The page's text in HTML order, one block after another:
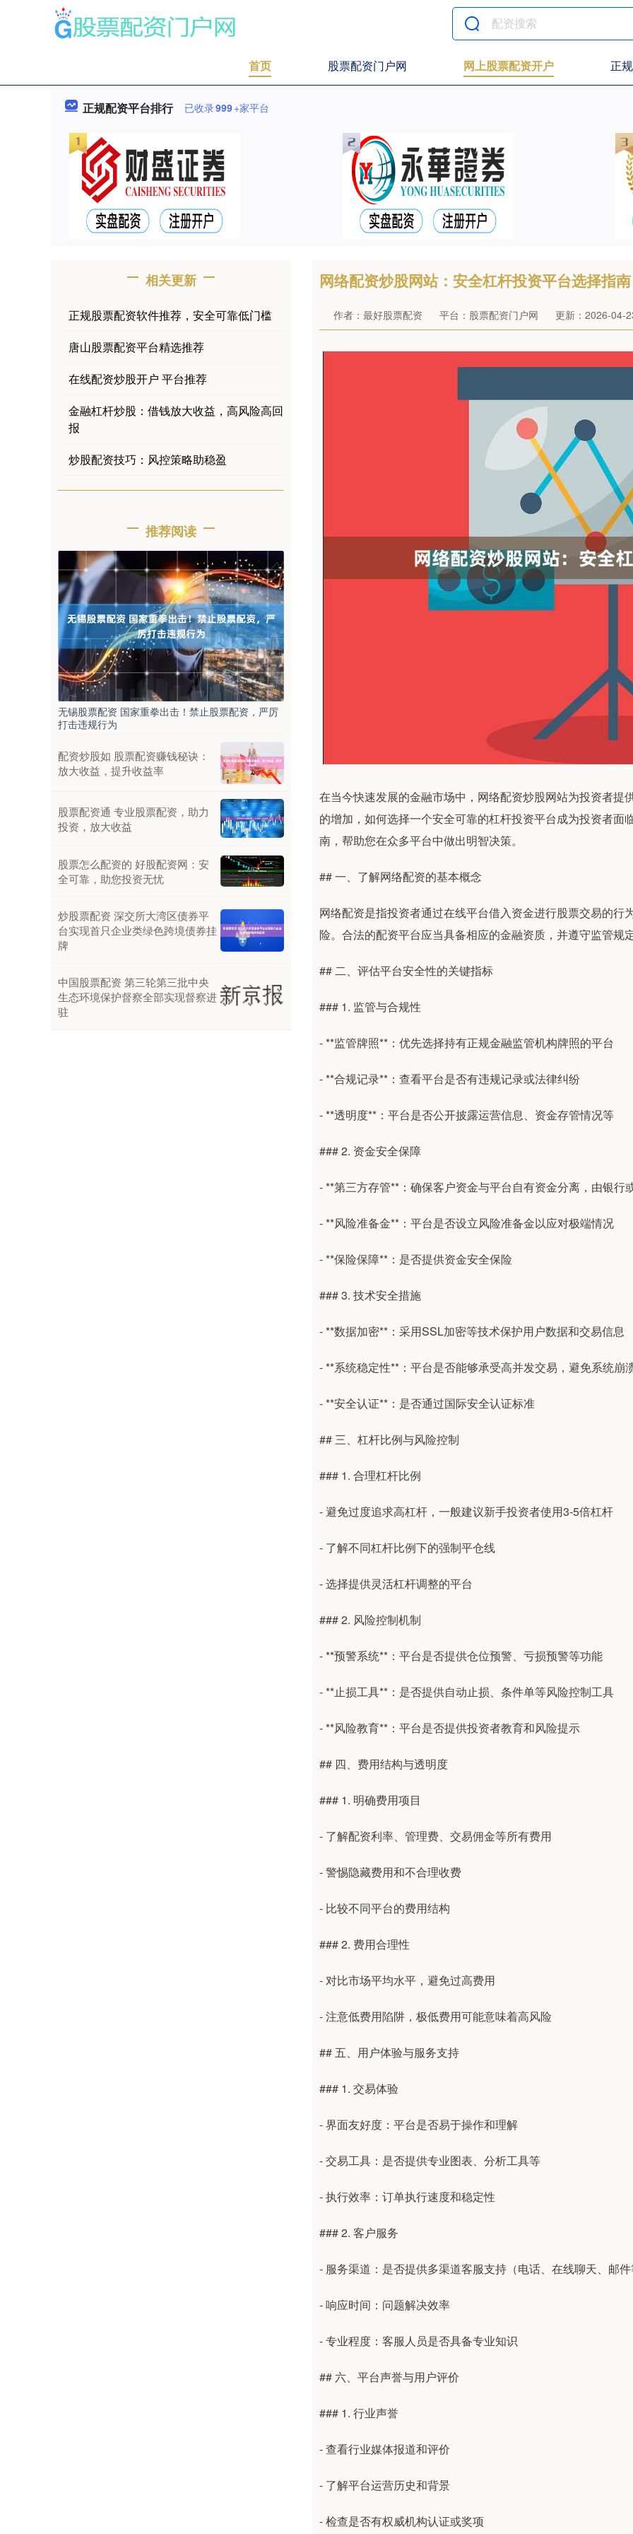
首页 股票配资门户网 网上股票配资开户 正
正规配资平台排行 已收录999+家平台
网络配资炒股网站：安全杠杆投资平台选择指南
作者：最好股票配资 平台：股票配资门户网 更新：2026-04-
在当今快速发展的金融市场中，网络配资炒股网站为投资者
的增加，如何选择一个安全可靠的杠杆投资平台成为投资者
南，帮助您在众多平台中做出明智决策。
## 一、了解网络配资的基本概念
网络配资是指投资者通过在线平台借入资金进行股票交易的
险。合法的配资平台应当具备相应的金融资质，并遵守监管规
## 二、评估平台安全性的关键指标
### 1. 监管与合规性
- **监管牌照**：优先选择持有正规金融监管机构牌照的平台
- **合规记录**：查看平台是否有违规记录或法律纠纷
- **透明度**：平台是否公开披露运营信息、资金存管情况等
### 2. 资金安全保障
- **第三方存管**：确保客户资金与平台自有资金分离，由银行
- **风险准备金**：平台是否设立风险准备金以应对极端情况
- **保险保障**：是否提供资金安全保险
### 3. 技术安全措施
- **数据加密**：采用SSL加密等技术保护用户数据和交易信息
- **系统稳定性**：平台是否能够承受高并发交易，避免系统崩
- **安全认证**：是否通过国际安全认证标准
## 三、杠杆比例与风险控制
### 1. 合理杠杆比例
- 避免过度追求高杠杆，一般建议新手投资者使用3-5倍杠杆
- 了解不同杠杆比例下的强制平仓线
- 选择提供灵活杠杆调整的平台
### 2. 风险控制机制
- **预警系统**：平台是否提供仓位预警、亏损预警等功能
- **止损工具**：是否提供自动止损、条件单等风险控制工具
- **风险教育**：平台是否提供投资者教育和风险提示
## 四、费用结构与透明度
### 1. 明确费用项目
- 了解配资利率、管理费、交易佣金等所有费用
- 警惕隐藏费用和不合理收费
- 比较不同平台的费用结构
### 2. 费用合理性
- 对比市场平均水平，避免过高费用
- 注意低费用陷阱，极低费用可能意味着高风险
## 五、用户体验与服务支持
### 1. 交易体验
- 界面友好度：平台是否易于操作和理解
- 交易工具：是否提供专业图表、分析工具等
- 执行效率：订单执行速度和稳定性
### 2. 客户服务
- 服务渠道：是否提供多渠道客服支持（电话、在线聊天、邮
- 响应时间：问题解决效率
- 专业程度：客服人员是否具备专业知识
## 六、平台声誉与用户评价
### 1. 行业声誉
- 查看行业媒体报道和评价
- 了解平台运营历史和背景
- 检查是否有权威机构认证或奖项
相关更新
正规股票配资软件推荐，安全可靠低门槛
唐山股票配资平台精选推荐
在线配资炒股开户 平台推荐
金融杠杆炒股：借钱放大收益，高风险高回
报
炒股配资技巧：风控策略助稳盈
推荐阅读
无锡股票配资 国家重拳出击！禁止股票配资，严厉
打击违规行为
配资炒股如 股票配资赚钱秘诀：
放大收益，提升收益率
股票配资通 专业股票配资，助力
投资，放大收益
股票怎么配资的 好股配资网：安
全可靠，助您投资无忧
炒股票配资 深交所大湾区债券平
台实现首只企业类绿色跨境债券挂
牌
中国股票配资 第三轮第三批中央
生态环境保护督察全部实现督察进
驻